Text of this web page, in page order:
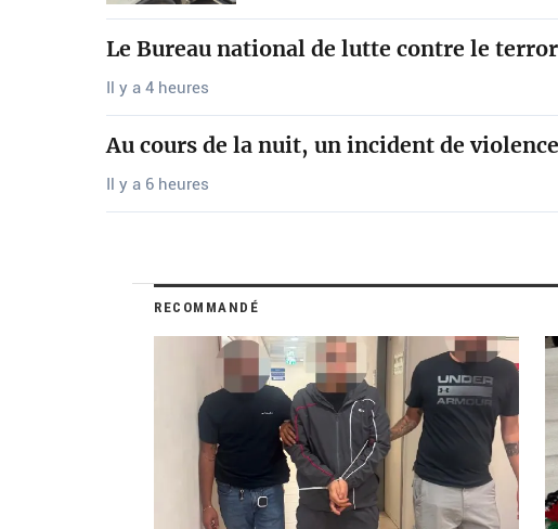
Le Bureau national de lutte contre le
Il y a 4 heures
Au cours de la nuit, un incident de
Il y a 6 heures
RECOMMANDÉ